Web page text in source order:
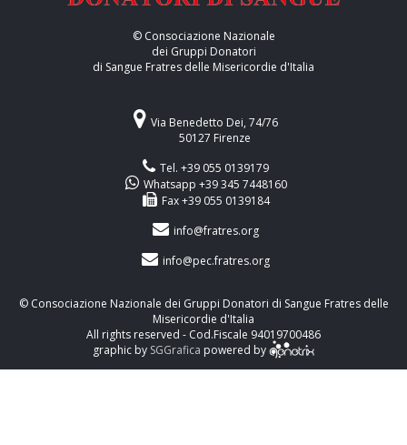
© Consociazione Nazionale
dei Gruppi Donatori
di Sangue Fratres delle Misericordie d'Italia
Via Benedetto Dei, 74/76
50127 Firenze
Tel. +39 055 0139179
Whatsapp +39 345 7448160
Fax +39 055 0139184
info@fratres.org
info@pec.fratres.org
© Consociazione Nazionale dei Gruppi Donatori di Sangue Fratres delle
Misericordie d'Italia
All rights reserved - Cod.Fiscale 94019700486
graphic by SGGrafica powered by